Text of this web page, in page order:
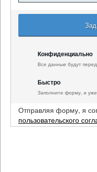
Конфиденциально
Все данные будут
Быстро
Заполните форму, и
Отправляя форму, я
пользовательского